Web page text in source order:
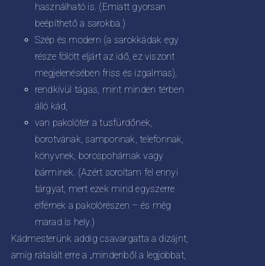
használható is. (Emiatt gyorsan
beépíthető a sarokba.)
Szép és modern (a sarokkádak egy
része fölött eljárt az idő, ez viszont
megjelenésében friss és izgalmas),
rendkívül tágas, mint minden térben
álló kád,
van pakolótér a tusfürdőnek,
borotvának, samponnak, telefonnak,
könyvnek, borospohárnak vagy
bárminek. (Azért soroltam fel ennyi
tárgyat, mert ezek mind egyszerre
elférnek a pakolórészen – és még
marad is hely.)
Kádmesterünk addig csavargatta a dizájnt,
amíg rátalált erre a „mindenből a legjobbat,